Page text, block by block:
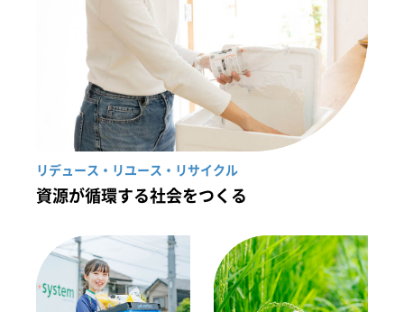
リデュース・リユース・リサイクル
資源が循環する社会をつくる